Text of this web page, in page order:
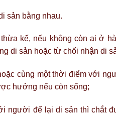
sản bằng nhau.
kế, nếu không còn ai ở
di sản hoặc từ chối nhận di
cùng một thời điểm với
hưởng nếu còn sống;
người để lại di sản thì chắt